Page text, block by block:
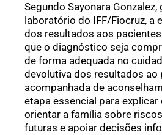
Segundo Sayonara
laboratório do IFF/Fiocruz, a
dos resultados aos
que o diagnóstico seja
de forma adequada no
devolutiva dos resultados ao
acompanhada de
etapa essencial para
orientar a família sobre
futuras e apoiar decisões